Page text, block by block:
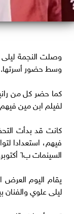
وصلت النجمة
وسط حضور أسرتها.
كما حضر كل من
لفيلم ابن مين
كانت قد بدأت
فيهم، استعدادا
السينمات ب٦ أكتوبر.
يقام اليوم العرض
ليلى علوي والفنان